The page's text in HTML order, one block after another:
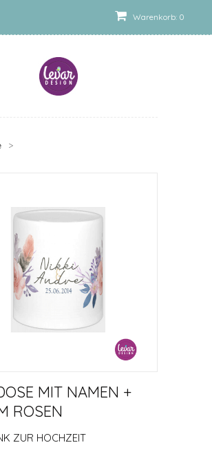
Warenkorb: 0
>
MIT NAMEN +
ROSEN
ZUR HOCHZEIT